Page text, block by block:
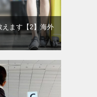
えます【2】海外